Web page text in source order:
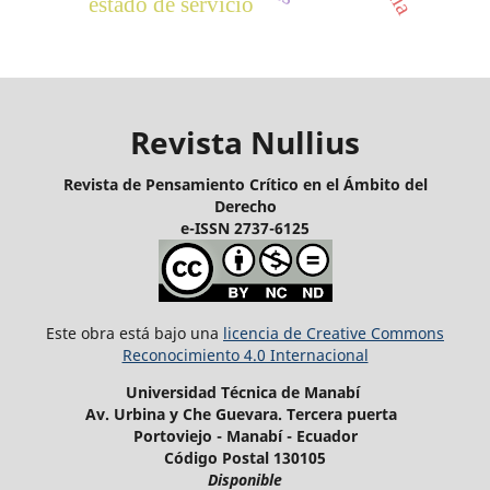
estado de servicio
Revista Nullius
Revista de Pensamiento Crítico en el Ámbito del
Derecho
e-ISSN 2737-6125
Este obra está bajo una licencia de Creative Commons
Reconocimiento 4.0 Internacional
Universidad Técnica de Manabí
Av. Urbina y Che Guevara. Tercera puerta
Portoviejo - Manabí - Ecuador
Código Postal 130105
Disponible